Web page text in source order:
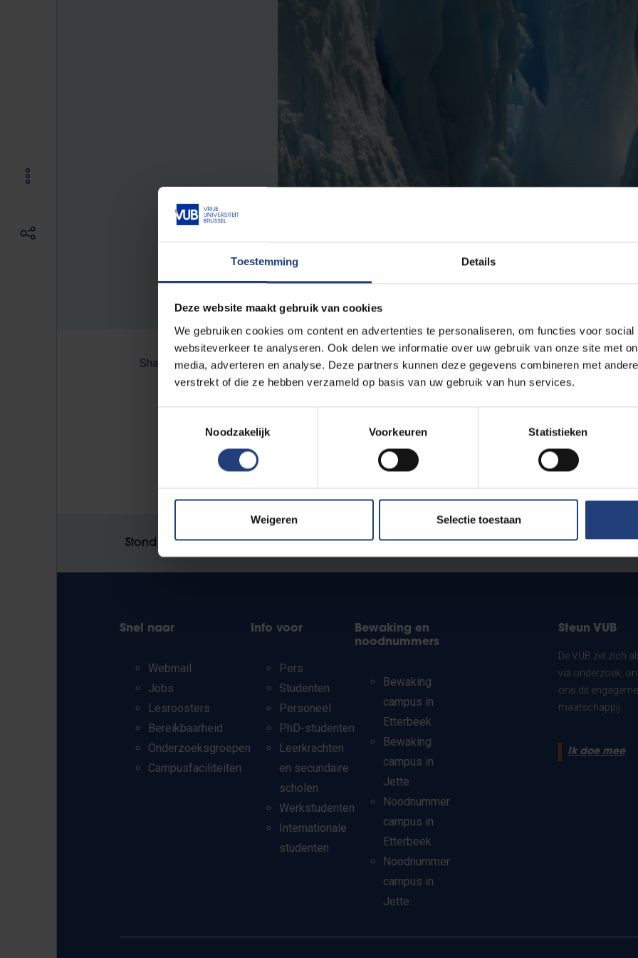
Toestemming Details
Deze website maakt gebruik van cookies
We gebruiken cookies om content en advertenties te personaliseren, om functies voor
websiteverkeer te analyseren. Ook delen we informatie over uw gebruik van onze site met
media, adverteren en analyse. Deze partners kunnen deze gegevens combineren met
verstrekt of die ze hebben verzameld op basis van uw gebruik van hun services.
Noodzakelijk
Voorkeuren Statistieken
Weigeren Selectie toestaan
Share:
Wetenschappers van de Vrije Universiteit Brussel staan klaar met oplossingen voor het
alles over opwww.vub.be/klimaat
Stond er een fout op deze pagina?
Snel naar
Webmail
Jobs
Lesroosters
Bereikbaarheid
Onderzoeksgroepen
Campusfaciliteiten
Info voor
Pers
Studenten
Personeel
PhD-studenten
Leerkrachten
en secundaire
scholen
Werkstudenten
Internationale
studenten
Bewaking en
noodnummers
Bewaking
campus in
Etterbeek
Bewaking
campus in
Jette
Noodnummer
campus in
Etterbeek
Noodnummer
campus in
Jette
Steun VUB
De VUB zet zich
via onderzoek,
ons dit
maatschappij.
Ik doe mee